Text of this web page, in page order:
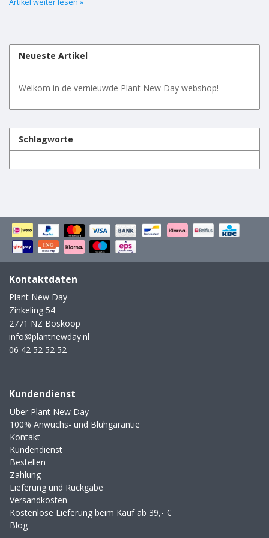
Neueste Artikel
Welkom in de vernieuwde Plant New Day webshop!
Schlagworte
Kontaktdaten
Plant New Day
Zinkeling 54
2771 NZ Boskoop
info@plantnewday.nl
06 42 52 52 52
Kundendienst
Uber Plant New Day
100% Anwuchs- und Blühgarantie
Kontakt
Kundendienst
Bestellen
Zahlung
Lieferung und Rückgabe
Versandkosten
Kostenlose Lieferung beim Kauf ab 39,- €
Blog